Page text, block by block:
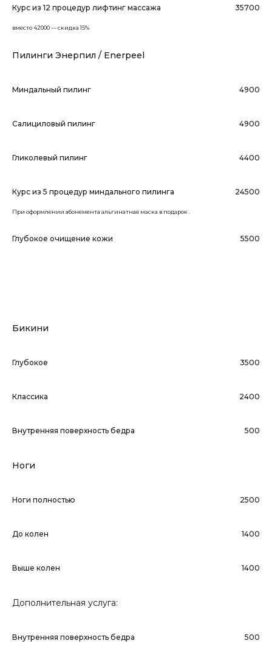
Курс из 12 процедур лифтинг массажа 35700
вместо 42000 — скидка 15%
Пилинги Энерпил / Enerpeel
Миндальный пилинг 4900
Салициловый пилинг 4900
Гликолевый пилинг 4400
Курс из 5 процедур миндального пилинга 24500
При оформлении абонемента альгинатная маска в подарок .
Глубокое очищение кожи 5500
Бикини
Глубокое 3500
Классика 2400
Внутренняя поверхность бедра 500
Ноги
Ноги полностью 2500
До колен 1400
Выше колен 1400
Дополнительная услуга:
Внутренняя поверхность бедра 500